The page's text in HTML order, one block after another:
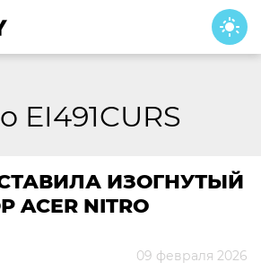
EI491CURS
ИЗОГНУТЫЙ
NITRO
09 февраля 2026